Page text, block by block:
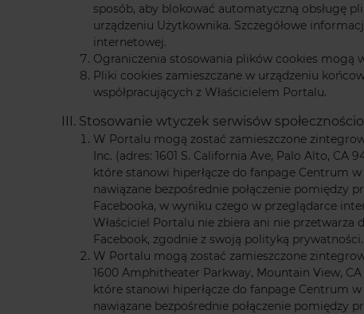
sposób, aby blokować automatyczną obsługę
urządzeniu Użytkownika. Szczegółowe
internetowej.
Ograniczenia stosowania plików cookies mogą
Pliki cookies zamieszczane w urządzeniu
współpracujących z Właścicielem Portalu.
III. Stosowanie wtyczek serwisów
W Portalu mogą zostać zamieszczone
Inc. (adres: 1601 S. California Ave, Palo Alto,
które stanowi hiperłącze do fanpage Centrum
nawiązane bezpośrednie połączenie pomiędzy
Facebooka, w wyniku czego w przeglądarce
Właściciel Portalu nie zbiera ani nie
Facebook, zgodnie z swoją polityką prywatności.
W Portalu mogą zostać zamieszczone
1600 Amphitheater Parkway, Mountain View,
które stanowi hiperłącze do fanpage Centrum
nawiązane bezpośrednie połączenie pomiędzy